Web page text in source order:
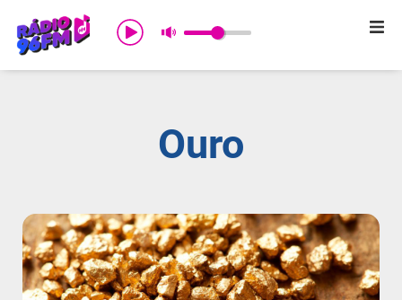
Início
Promoções
Notícias
Ouro